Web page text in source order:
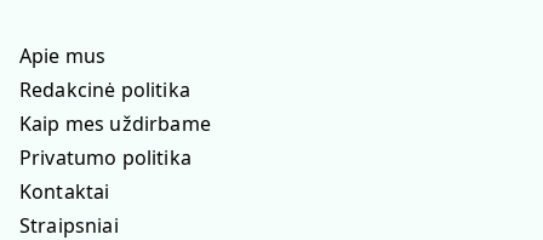
Apie mus
Redakcinė politika
Kaip mes uždirbame
Privatumo politika
Kontaktai
Straipsniai